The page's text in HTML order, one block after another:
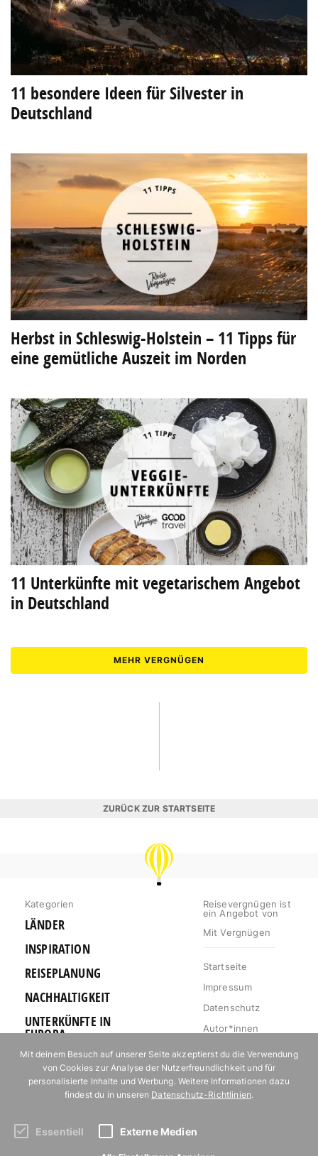
11 besondere Ideen für Silvester in
Deutschland
Herbst in Schleswig-Holstein – 11 Tipps für
eine gemütliche Auszeit im Norden
11 Unterkünfte mit vegetarischem Angebot
in Deutschland
MEHR VERGNÜGEN
ZURÜCK ZUR STARTSEITE
REISEVERGNÜGEN
Kategorien
LÄNDER
INSPIRATION
REISEPLANUNG
NACHHALTIGKEIT
UNTERKÜNFTE IN
EUROPA
OUTDOOR
URLAUB FÜR
FOODIES
Reisevergnügen ist
ein Angebot von
Mit Vergnügen
Startseite
Impressum
Datenschutz
Autor*innen
Mediakit
Jobs
Kontakt
Abonniere unseren Newsletter!
Mit deinem Besuch auf unserer Seite akzeptierst du die Verwendung
von Cookies zur Analyse der Nutzerfreundlichkeit und für
personalisierte Inhalte und Werbung. Weitere Informationen dazu
findest du in unseren Datenschutz-Richtlinien.
Essentiell Externe Medien